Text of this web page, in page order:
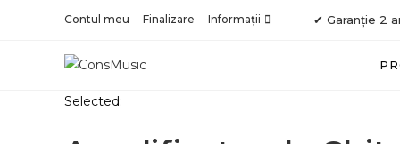
Contul meu Finalizare Informații ✔ Garanție 2
Selected: